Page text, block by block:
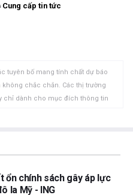
Cung cấp tin tức
tuyên bố mang tính chất dự báo
không chắc chắn. Các thị trường
chỉ dành cho mục đích thông tin
đảm bảo rằng thông tin này
phần khoản đầu tư của bạn
các rủi ro, tổn thất và chi phí
ổn chính sách gây áp lực
la Mỹ - ING